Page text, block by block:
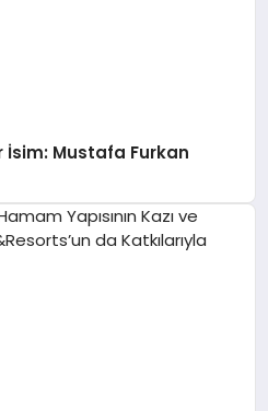
İsim: Mustafa Furkan